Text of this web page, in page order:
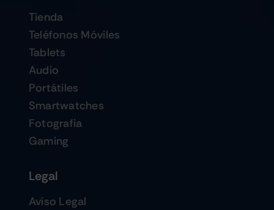
Tienda
Teléfonos Móviles
Tablets
Audio
Portátiles
Smartwatches
Fotografia
Gaming
Legal
Aviso Legal